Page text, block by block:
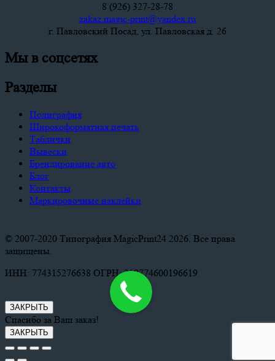
8 (926) 327-28-78
zakaz.magic-print@yandex.ru
г. Павловский Посад, ул. Павловская д. 26
Мы в соцсетях
Разделы
Полиграфия
Широкоформатная печать
Таблички
Вывески
Брендирование авто
Блог
Контакты
Маркировочные наклейки
© 2007-2020 Типография MagicPrint24 2026. Все права
защищены.
ИНН: 774315276638 ОГРН: 318774600196619
ЗАКРЫТЬ
Спасибо за Ваш заказ!
ЗАКРЫТЬ